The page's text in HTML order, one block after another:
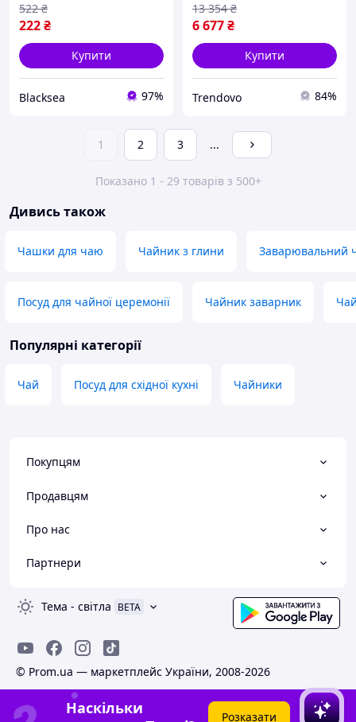
222₴
522 ₴
Купити
Blacksea 97%
6 677₴
13 354 ₴
Купити
Trendovo 84%
1 2 3 ...
Показано 1 - 29 товарів з 500+
Дивись також
Чашки для чаю Чайник з глини Заварювальний
Посуд для чайної церемонії Чайник заварник
Популярні категорії
Чай Посуд для східної кухні Чайники
Покупцям
Продавцям
Про нас
Партнери
Тема - світла BETA
© Prom.ua — маркетплейс України, 2008-2026
Наскільки
Розказати